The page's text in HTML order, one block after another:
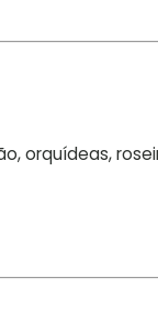
orquídeas,